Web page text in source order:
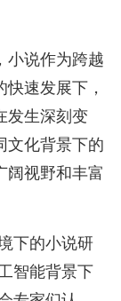
小说作为跨越
速发展下，
发生深刻变
文化背景下的
阔视野和丰富
下的小说研
智能背景下